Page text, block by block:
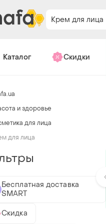
Крем для лица
Каталог Скидки
и здоровье
для лица
для лица
Бесплатная доставка
SMART
Скидка